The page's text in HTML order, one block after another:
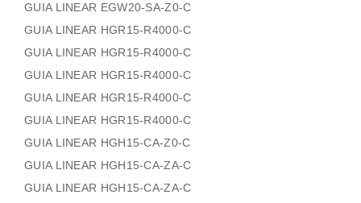
GUIA LINEAR EGW20-SA-Z0-C
GUIA LINEAR HGR15-R4000-C
GUIA LINEAR HGR15-R4000-C
GUIA LINEAR HGR15-R4000-C
GUIA LINEAR HGR15-R4000-C
GUIA LINEAR HGR15-R4000-C
GUIA LINEAR HGH15-CA-Z0-C
GUIA LINEAR HGH15-CA-ZA-C
GUIA LINEAR HGH15-CA-ZA-C